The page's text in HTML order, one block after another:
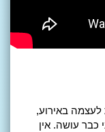
באירוע,
כבר עושה. אין